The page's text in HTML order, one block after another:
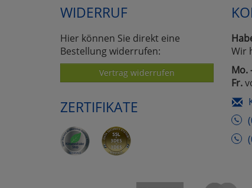
WIDERRUF
Hier können Sie direkt eine
Bestellung widerrufen:
Vertrag widerrufen
ZERTIFIKATE
Wir
Mo.
Fr.